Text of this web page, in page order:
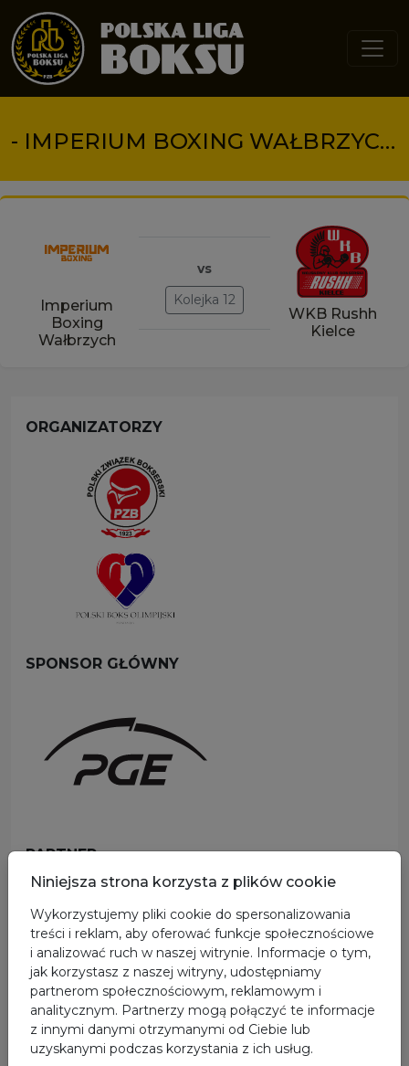
Przejdź do treści
- IMPERIUM BOXING WAŁBRZYCH VS WKB RUSHH KIELCE
Imperium
Boxing
Wałbrzych
vs
Kolejka 12
WKB Rushh
Kielce
ORGANIZATORZY
SPONSOR GŁÓWNY
PARTNER
Niniejsza strona korzysta z plików cookie
Wykorzystujemy pliki cookie do spersonalizowania
treści i reklam, aby oferować funkcje społecznościowe
i analizować ruch w naszej witrynie. Informacje o tym,
jak korzystasz z naszej witryny, udostępniamy
partnerom społecznościowym, reklamowym i
analitycznym. Partnerzy mogą połączyć te informacje
z innymi danymi otrzymanymi od Ciebie lub
uzyskanymi podczas korzystania z ich usług.